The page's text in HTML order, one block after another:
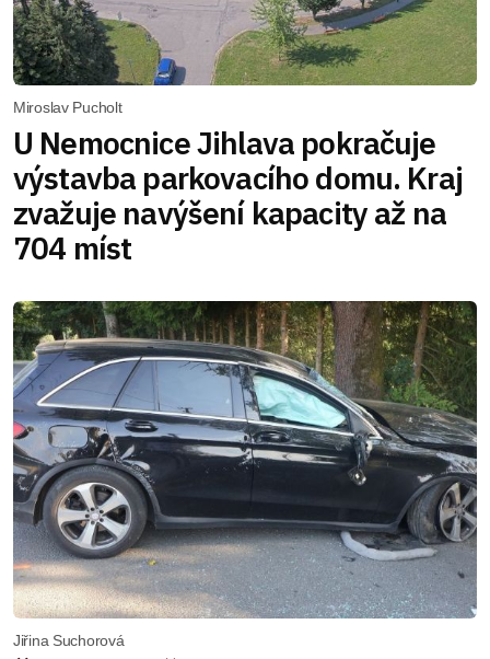
Miroslav Pucholt
U Nemocnice Jihlava pokračuje
výstavba parkovacího domu. Kraj
zvažuje navýšení kapacity až na
704 míst
Jiřina Suchorová